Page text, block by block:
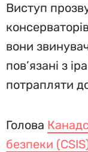
Виступ
вони
пов’язані з
потрапляти
Голова
безпеки